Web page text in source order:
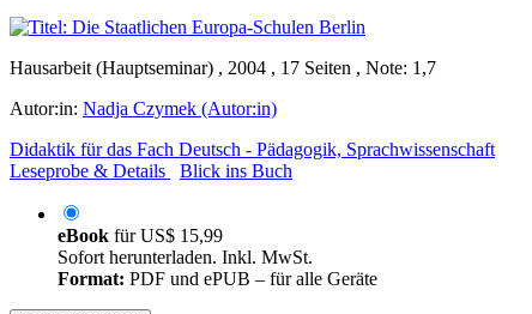
Hausarbeit (Hauptseminar) , 2004 , 17 Seiten , Note: 1,7
Autor:in: Nadja Czymek (Autor:in)
Didaktik für das Fach Deutsch - Pädagogik, Sprachwissenschaft
Leseprobe & Details
Blick ins Buch
eBook fürUS$ 15,99
Sofort herunterladen. Inkl. MwSt.
Format: PDF und ePUB – für alle Geräte